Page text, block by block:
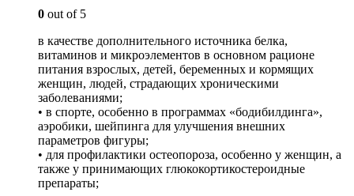
0 out of 5
в качестве дополнительного источника белка,
витаминов и микроэлементов в основном рационе
питания взрослых, детей, беременных и кормящих
женщин, людей, страдающих хроническими
заболеваниями;
• в спорте, особенно в программах «бодибилдинга»,
аэробики, шейпинга для улучшения внешних
параметров фигуры;
• для профилактики остеопороза, особенно у женщин, а
также у принимающих глюкокортикостероидные
препараты;